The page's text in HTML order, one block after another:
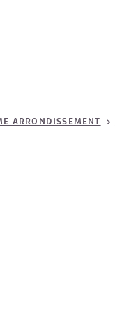
ARRONDISSEMENT